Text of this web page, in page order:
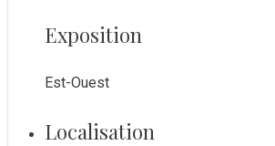
Exposition
Est-Ouest
Localisation